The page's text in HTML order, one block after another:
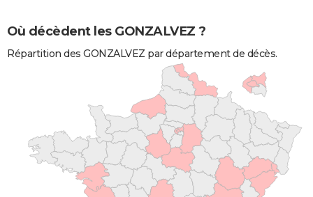
Où décèdent les GONZALVEZ ?
Répartition des GONZALVEZ par département de décès.